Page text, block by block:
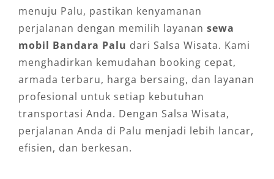
menuju Palu, pastikan kenyamanan
perjalanan dengan memilih layanan sewa
mobil Bandara Palu dari Salsa Wisata. Kami
menghadirkan kemudahan booking cepat,
armada terbaru, harga bersaing, dan layanan
profesional untuk setiap kebutuhan
transportasi Anda. Dengan Salsa Wisata,
perjalanan Anda di Palu menjadi lebih lancar,
efisien, dan berkesan.